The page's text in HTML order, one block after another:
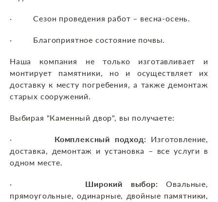
· Сезон проведения работ – весна-осень.
· Благоприятное состояние почвы.
Наша компания не только изготавливает и
монтирует памятники, но и осуществляет их
доставку к месту погребения, а также демонтаж
старых сооружений.
Выбирая "Каменный двор", вы получаете:
· Комплексный подход: Изготовление,
доставка, демонтаж и установка – все услуги в
одном месте.
· Широкий выбор: Овальные,
прямоугольные, одинарные, двойные памятники,